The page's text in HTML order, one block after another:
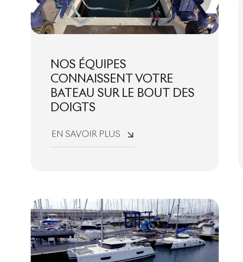
NOS ÉQUIPES
CONNAISSENT VOTRE
BATEAU SUR LE BOUT DES
DOIGTS
EN SAVOIR PLUS